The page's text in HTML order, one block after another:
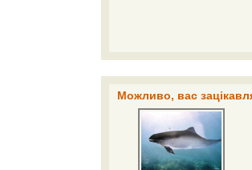
Можливо, вас